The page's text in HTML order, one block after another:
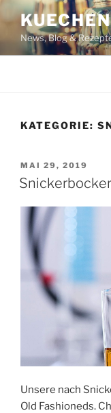
Zum
Inhalt
springenNews, Blog &
KATEGORIE:
VERÖFFENTLICHT
AM
MAI 29, 2019
Unsere nach
Old Fashioneds.